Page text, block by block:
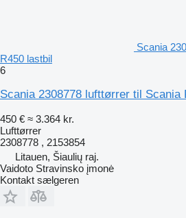
Scania
R450 lastbil
6
Scania 2308778 lufttørrer til Scania
450 € ≈ 3.364 kr.
Lufttørrer
2308778 , 2153854
Litauen, Šiaulių raj.
Vaidoto Stravinsko įmonė
Kontakt sælgeren